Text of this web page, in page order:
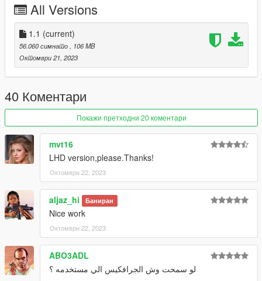
you can join to my for new car and model
discord:https://discord.com/invite/CWEFwzXxXd
All Versions
1.1 (current)
56.060 симнато
, 106 MB
Октомври 21, 2023
40 Коментари
Покажи претходни 20 коментари
mvt16
LHD version,please.Thanks!
Октомври 22, 2023
aljaz_hi Баниран
Nice work
Октомври 22, 2023
ABO3ADL
لو سمحت وش الجرافكيس الي مستخدمه ؟